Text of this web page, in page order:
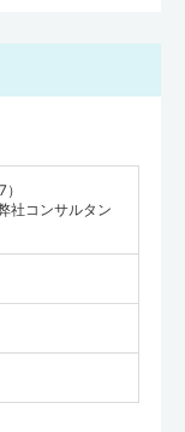
社コンサルタン